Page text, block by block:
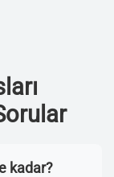
kadar?